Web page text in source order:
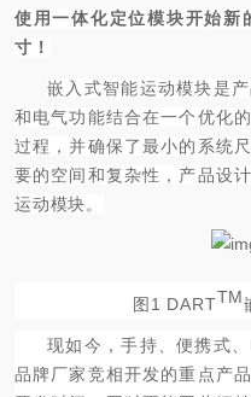
使用一体化定位模块开始新
寸！
嵌入式智能运动模块是
和电气功能结合在一个优化
过程，并确保了最小的系统
要的空间和复杂性，产品设
运动模块。
图1 DARTTM
现如今，手持、便携式
品牌厂家竞相开发的重点产